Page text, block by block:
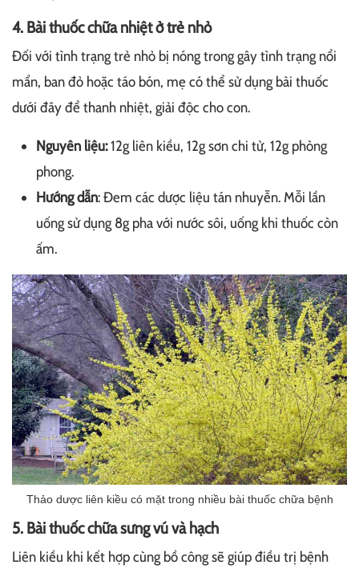
4. Bài thuốc chữa nhiệt ở trẻ nhỏ
Đối với tình trạng trẻ nhỏ bị nóng trong gây tình trạng nổi
mẩn, ban đỏ hoặc táo bón, mẹ có thể sử dụng bài thuốc
dưới đây để thanh nhiệt, giải độc cho con.
Nguyên liệu:12g liên kiều, 12g sơn chi tử, 12g phòng
phong.
Hướng dẫn: Đem các dược liệu tán nhuyễn. Mỗi lần
uống sử dụng 8g pha với nước sôi, uống khi thuốc còn
ấm.
Thảo dược liên kiều có mặt trong nhiều bài thuốc chữa bệnh
5. Bài thuốc chữa sưng vú và hạch
Liên kiều khi kết hợp cùng bồ công sẽ giúp điều trị bệnh